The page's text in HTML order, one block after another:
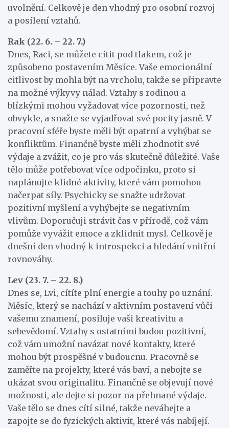
uvolnění. Celkově je den vhodný pro osobní rozvoj
a posílení vztahů.
Rak (22. 6. – 22. 7.)
Dnes, Raci, se můžete cítit pod tlakem, což je
způsobeno postavením Měsíce. Vaše emocionální
citlivost by mohla být na vrcholu, takže se připravte
na možné výkyvy nálad. Vztahy s rodinou a
blízkými mohou vyžadovat více pozornosti, než
obvykle, a snažte se vyjadřovat své pocity jasně. V
pracovní sféře byste měli být opatrní a vyhýbat se
konfliktům. Finančně byste měli zhodnotit své
výdaje a zvážit, co je pro vás skutečně důležité. Vaše
tělo může potřebovat více odpočinku, proto si
naplánujte klidné aktivity, které vám pomohou
načerpat síly. Psychicky se snažte udržovat
pozitivní myšlení a vyhýbejte se negativním
vlivům. Doporučuji strávit čas v přírodě, což vám
pomůže vyvážit emoce a zklidnit mysl. Celkově je
dnešní den vhodný k introspekci a hledání vnitřní
rovnováhy.
Lev (23. 7. – 22. 8.)
Dnes se, Lvi, cítíte plní energie a touhy po uznání.
Měsíc, který se nachází v aktivním postavení vůči
vašemu znamení, posiluje vaši kreativitu a
sebevědomí. Vztahy s ostatními budou pozitivní,
což vám umožní navázat nové kontakty, které
mohou být prospěšné v budoucnu. Pracovně se
zaměřte na projekty, které vás baví, a nebojte se
ukázat svou originalitu. Finančně se objevují nové
možnosti, ale dejte si pozor na přehnané výdaje.
Vaše tělo se dnes cítí silné, takže neváhejte a
zapojte se do fyzických aktivit, které vás nabíjejí.